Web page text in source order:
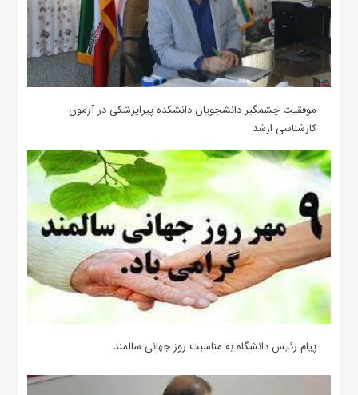
موفقیت چشمگیر دانشجویان دانشکده پیراپزشکی در آزمون
کارشناسی ارشد
پیام رئیس دانشگاه به مناسبت روز جهانی سالمند